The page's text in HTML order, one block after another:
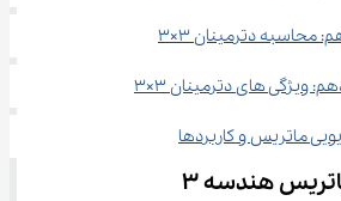
محاسبه دترمینان 3×3
ویژگی های دترمینان 3×3
ماتریس و کاربردها
هندسه ۳